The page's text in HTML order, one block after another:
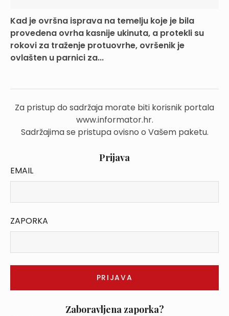
Kad je ovršna isprava na temelju koje je bila
provedena ovrha kasnije ukinuta, a protekli su
rokovi za traženje protuovrhe, ovršenik je
ovlašten u parnici za...
Za pristup do sadržaja morate biti korisnik portala
www.informator.hr.
Sadržajima se pristupa ovisno o Vašem paketu.
Prijava
EMAIL
ZAPORKA
Zaboravljena zaporka?